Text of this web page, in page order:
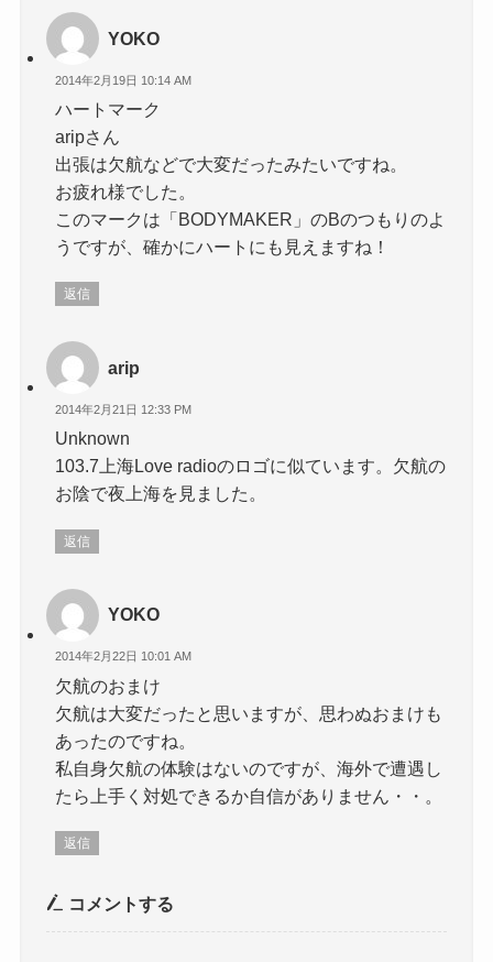
YOKO
2014年2月19日 10:14 AM
ハートマーク
aripさん
出張は欠航などで大変だったみたいですね。
お疲れ様でした。
このマークは「BODYMAKER」のBのつもりのよ
うですが、確かにハートにも見えますね！
返信
arip
2014年2月21日 12:33 PM
Unknown
103.7上海Love radioのロゴに似ています。欠航の
お陰で夜上海を見ました。
返信
YOKO
2014年2月22日 10:01 AM
欠航のおまけ
欠航は大変だったと思いますが、思わぬおまけも
あったのですね。
私自身欠航の体験はないのですが、海外で遭遇し
たら上手く対処できるか自信がありません・・。
返信
コメントする